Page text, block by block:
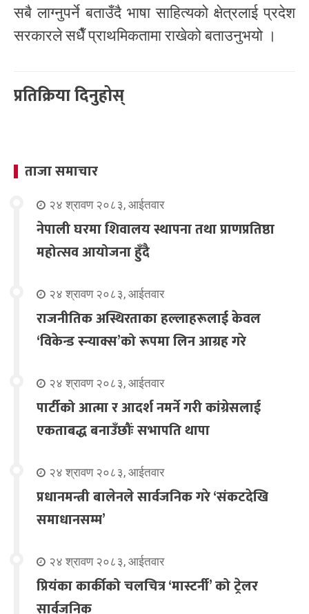
सबै लाग्नुपर्ने बताउँदै भाषा साहित्यको क्षेत्रलाई प्रदेश
सरकारले सधैँ प्राथमिकतामा राखेको बताउनुभयो ।
प्रतिक्रिया दिनुहोस्
ताजा समाचार
२४ श्रावण २०८३, आईतवार
नेपाली घरमा शिवालय स्थापना तथा प्राणप्रतिष्ठा
महोत्सव आयोजना हुँदै
२४ श्रावण २०८३, आईतवार
राजनीतिक अस्थिरताका हल्लाहरूलाई केवल
‘विकेन्ड स्न्याक्स’को रूपमा लिन आग्रह गरे
२४ श्रावण २०८३, आईतवार
पार्टीको आत्मा र आदर्श नमर्ने गरी कांग्रेसलाई
एकताबद्ध बनाउँछौंः सभापति थापा
२४ श्रावण २०८३, आईतवार
प्रधानमन्त्री बालेनले सार्वजनिक गरे ‘संकटदेखि
समाधानसम्म’
२४ श्रावण २०८३, आईतवार
प्रियंका कार्कीको चलचित्र ‘मास्टर्नी’ को ट्रेलर